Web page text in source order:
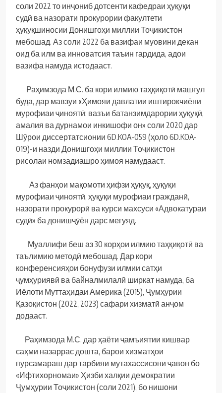
соли 2022 то инҷониб дотсенти кафедраи ҳуқуқи
судӣ ва назорати прокурории факултети
ҳуқуқшиносии Донишгоҳи миллии Тоҷикистон
мебошад. Аз соли 2022 ба вазифаи муовини декан
оид ба илм ва инноватсия таъин гардида, адои
вазифа намуда истодааст.
Раҳимзода М.С. ба кори илмию таҳқиқотӣ машғул
буда, дар мавзӯи «Ҳимояи давлатии иштирокчиёни
мурофиаи ҷиноятӣ: вазъи батанзимдарории ҳуқуқӣ,
амалия ва дурнамои инкишофи он» соли 2020 дар
Шӯрои диссертатсионии 6D.KOA-059 (ҳоло 6D.KOA-
019)-и назди Донишгоҳи миллии Тоҷикистон
рисолаи номзадиашро ҳимоя намудааст.
Аз фанҳои мақомоти ҳифзи ҳуқуқ, ҳуқуқи
мурофиаи ҷиноятӣ, ҳуқуқи мурофиаи гражданӣ,
назорати прокурорӣ ва курси махсуси «Адвокатураи
судӣ» ба донишҷӯён дарс мегуяд.
Муаллифи беш аз 30 корҳои илмию таҳқиқотӣ ва
таълимию методӣ мебошад. Дар кори
конференсияҳои бонуфузи илмии сатҳи
ҷумҳуриявӣ ва байналмилалӣ ширкат намуда, ба
Иёлоти Муттаҳидаи Америка (2015), Ҷумҳурии
Қазоқистон (2022, 2023) сафари хизматӣ анҷом
додааст.
Раҳимзода М.С. дар ҳаёти ҷамъиятии кишвар
саҳми назаррас дошта, барои хизматҳои
пурсамараш дар тарбияи мутахассисони ҷавон бо
«Ифтихорномаи» Ҳизби халқии демократии
Ҷумҳурии Тоҷикистон (соли 2021), бо нишони